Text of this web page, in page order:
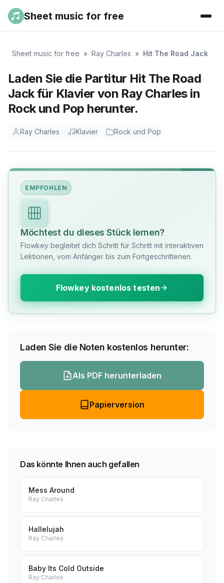
Sheet music for free
Sheet music for free » Ray Charles » Hit The Road Jack
Laden Sie die Partitur Hit The Road
Jack für Klavier von Ray Charles in
Rock und Pop herunter.
Ray Charles Klavier Rock und Pop
EMPFOHLEN
Möchtest du dieses Stück lernen?
Flowkey begleitet dich Schritt für Schritt mit interaktiven
Lektionen, vom Anfänger bis zum Fortgeschrittenen.
Flowkey kostenlos testen
Laden Sie die Noten kostenlos herunter:
Als PDF herunterladen
Papierversion
Das könnte Ihnen auch gefallen
Mess Around
Ray Charles
Hallelujah
Ray Charles
Baby Its Cold Outside
Ray Charles